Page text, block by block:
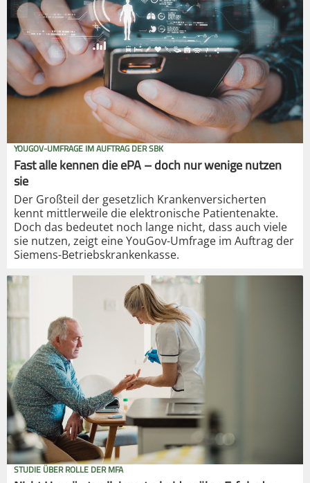
YOUGOV-UMFRAGE IM AUFTRAG DER SBK
Fast alle kennen die ePA – doch nur wenige nutzen
sie
Der Großteil der gesetzlich Krankenversicherten
kennt mittlerweile die elektronische Patientenakte.
Doch das bedeutet noch lange nicht, dass auch viele
sie nutzen, zeigt eine YouGov-Umfrage im Auftrag der
Siemens-Betriebskrankenkasse.
STUDIE ÜBER ROLLE DER MFA